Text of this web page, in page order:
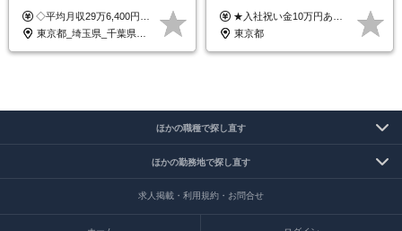
ュー歓迎/未経験9割以上/社員
寮・住宅手当あり
◇平均月収29万6,400円(各種手当含む) ◇住宅手当⇒最大家賃の半額支給 ◇賞与年2回支給 ■月給22万5,000円以上＋地域手当＋時間外手当＋住宅手当＋家族手当 ※経験やスキルに応じて給与を決定します ※試用期間2ヶ月あり（期間内は時給1,060円以上となります） └地域により上がる可能性があり／例：東京都時給1,370円 └その他待遇に差異なし ＜モデル月収例＞ 1年目：296,400円 3年目：320,000円 【固定残業代について】 なし（残業代は、実際の労働時間に応じて別途全額支給）
東京都_埼玉県_千葉県_愛知県_北海道_群馬県_長野県_富山県_石川県_静岡県_香川県_高知県_熊本県_長崎県_沖縄県
躍/月平均労働時間142h/賞与
年2回/TF303
★入社祝い金10万円あり！ ■月給24万5,000円＋賞与年2回(2カ月/2025年実績)＋時間外手当＋資格手当＋交通費 ※一律英会話手当（2万円）を含みます ※給与は経験・能力等を考慮して決定します ※試用期間あり（3ヵ月） 給与や福利厚生に変更はありません。 ≪昇給、賞与、および各種諸手当について≫ ◇入社お祝い金（10万円 ※3カ月精勤後支給） ◇昇給/年1回 ◇賞与/年2回(2カ月/2025年実績) ◇時間外手当 ◇資格手当 └・ビル設備管理技能士1級（1万円/月） ・ビル設備管理技能士2級（5000円/月） ・建築物環境衛生管理技術者（1万円/月） ・防火管理技能者（3000円/月） 他 ◇物件手当（最大2万円 ※物件により異なる） ◇退職金あり
東京都
ほかの職種で探し直す
ほかの勤務地で探し直す
求人掲載・利用規約・お問合せ